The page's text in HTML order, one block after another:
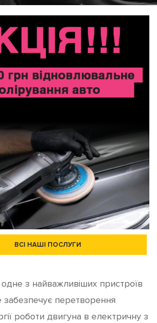
ВСІ НАШІ ПОСЛУГИ
з найважливіших пристроїв
забезпечує перетворення
роботи двигуна в електричну з